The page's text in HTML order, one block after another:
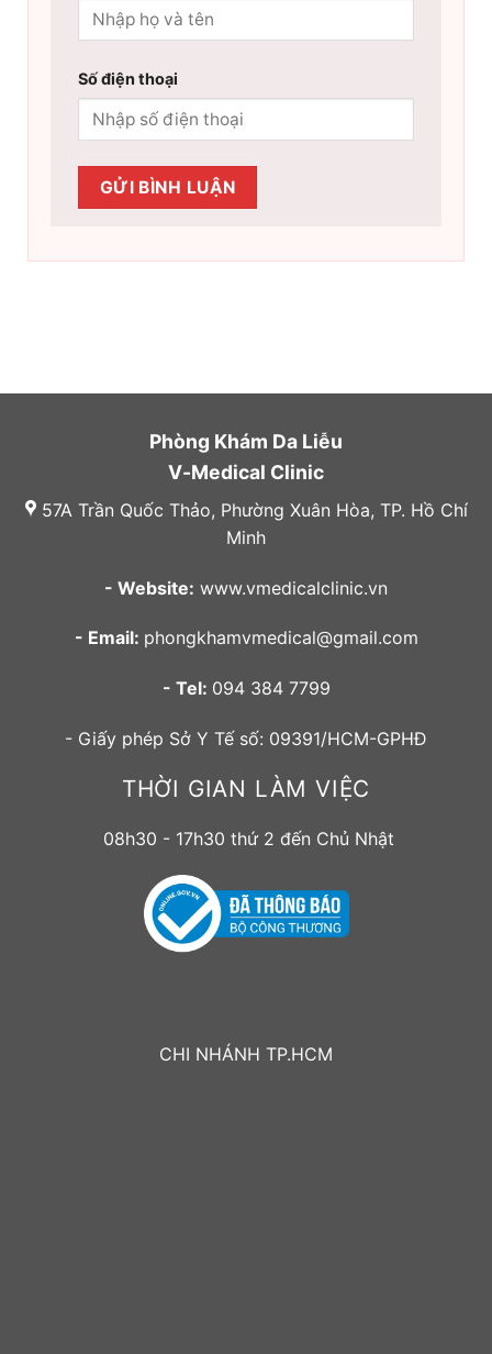
Số điện thoại
Phòng Khám Da Liễu
V-Medical Clinic
57A Trần Quốc Thảo, Phường Xuân Hòa, TP. Hồ Chí
Minh
- Website: www.vmedicalclinic.vn
- Email: phongkhamvmedical@gmail.com
- Tel: 094 384 7799
- Giấy phép Sở Y Tế số: 09391/HCM-GPHĐ
THỜI GIAN LÀM VIỆC
08h30 - 17h30 thứ 2 đến Chủ Nhật
CHI NHÁNH TP.HCM